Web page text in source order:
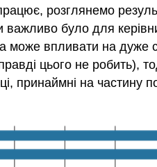
розглянемо
було для
може впливати на дуже
цього не робить),
принаймні на частину